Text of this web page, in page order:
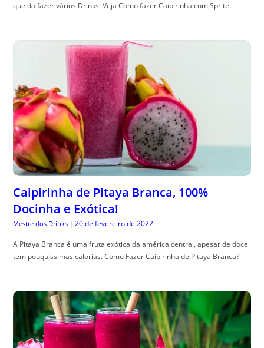
que da fazer vários Drinks. Veja Como fazer Caipirinha com Sprite.
Caipirinha de Pitaya Branca, 100%
Docinha e Exótica!
Mestre dos Drinks | 20 de fevereiro de 2022
A Pitaya Branca é uma fruta exótica da américa central, apesar de doce
tem pouquíssimas calorias. Como Fazer Caipirinha de Pitaya Branca?